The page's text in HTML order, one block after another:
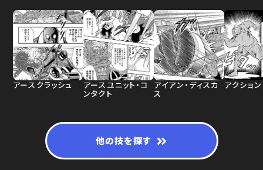
アースクラッシュ アースユニット・コ
ンタクト
アイアン・ディスカ
ス
アクション
他の技を探す